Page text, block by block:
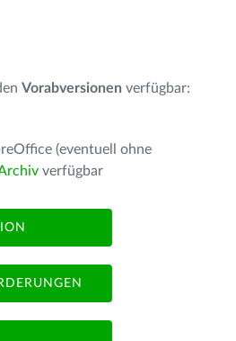
Vorabversionen verfügbar:
(eventuell ohne
verfügbar